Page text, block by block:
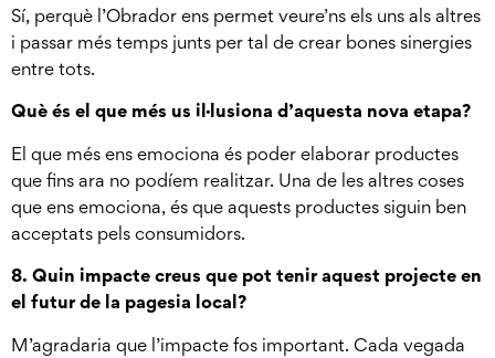
Sí, perquè l’Obrador ens permet veure’ns els uns als altres
i passar més temps junts per tal de crear bones sinergies
entre tots.
Què és el que més us il·lusiona d’aquesta nova etapa?
El que més ens emociona és poder elaborar productes
que fins ara no podíem realitzar. Una de les altres coses
que ens emociona, és que aquests productes siguin ben
acceptats pels consumidors.
8. Quin impacte creus que pot tenir aquest projecte en
el futur de la pagesia local?
M’agradaria que l’impacte fos important. Cada vegada